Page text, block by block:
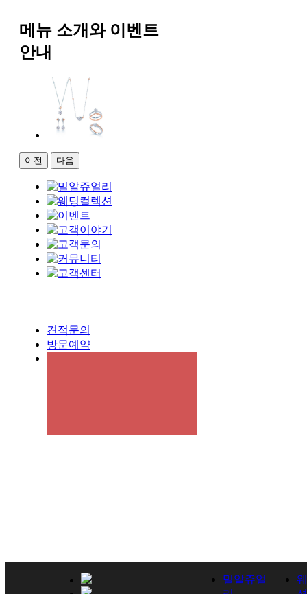
메뉴 소개와 이벤트
안내
이전 다음
견적문의
방문예약
밀알쥬얼